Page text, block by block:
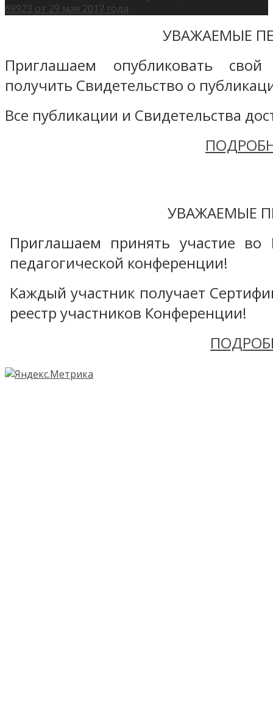
69923 от 29 мая 2017 года
УВАЖАЕМЫЕ
Приглашаем опубликовать
получить Свидетельство о
Все публикации и Свидетельства
УВАЖАЕМЫЕ
Приглашаем принять участие во
педагогической конференции!
Каждый участник получает
реестр участников Конференции!